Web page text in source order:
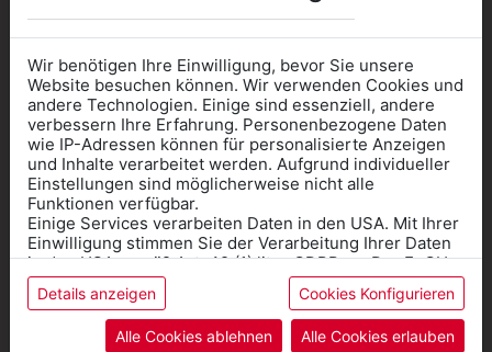
365132
REGENJACKE
302091018
SOFTSHELLJACKE
Wir benötigen Ihre Einwilligung, bevor Sie unsere
Website besuchen können. Wir verwenden Cookies und
andere Technologien. Einige sind essenziell, andere
verbessern Ihre Erfahrung. Personenbezogene Daten
wie IP-Adressen können für personalisierte Anzeigen
und Inhalte verarbeitet werden. Aufgrund individueller
Einstellungen sind möglicherweise nicht alle
Funktionen verfügbar.
Einige Services verarbeiten Daten in den USA. Mit Ihrer
Einwilligung stimmen Sie der Verarbeitung Ihrer Daten
in den USA gemäß Art. 49 (1) lit. a GDPR zu. Der EuGH
stuft die USA als Land mit unzureichendem Datenschutz
ein, und es besteht das Risiko, dass US-Behörden
Daten ohne Klagemöglichkeit für Europäer überwachen.
Details anzeigen Cookies Konfigurieren
Alle Cookies ablehnen Alle Cookies erlauben
Informationen wenn Sie
Kleidung
für die SCHULE
benötigen
Online Shop: Klick auf SCHULE in der
Kategorie und die richtige Schule auswählen.